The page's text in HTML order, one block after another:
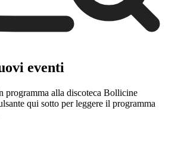
eventi
programma alla discoteca Bollicine
qui sotto per leggere il programma